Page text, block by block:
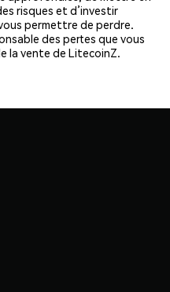
risques et d’investir
permettre de perdre.
des pertes que vous
la vente de LitecoinZ.